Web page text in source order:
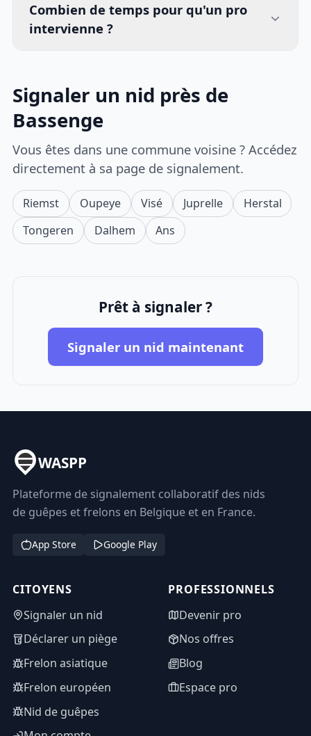
Combien de temps pour qu'un pro
intervienne ?
Signaler un nid près de
Bassenge
Vous êtes dans une commune voisine ? Accédez
directement à sa page de signalement.
Riemst Oupeye Visé Juprelle
Herstal
Tongeren
Dalhem Ans
Prêt à signaler ?
Signaler un nid maintenant
WASPP
Plateforme de signalement collaboratif des nids
de guêpes et frelons en Belgique et en France.
App Store Google Play
CITOYENS
Signaler un nid
Déclarer un piège
Frelon asiatique
Frelon européen
Nid de guêpes
PROFESSIONNELS
Devenir pro
Nos offres
Blog
Espace pro